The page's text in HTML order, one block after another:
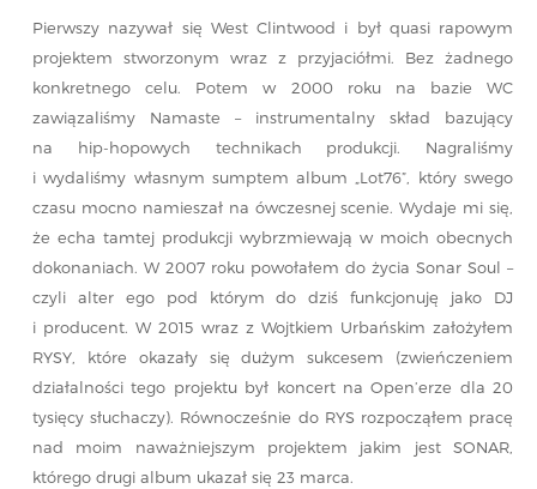
Pierwszy nazywał się West Clintwood i był quasi rapowym
projektem stworzonym wraz z przyjaciółmi. Bez żadnego
konkretnego celu. Potem w 2000 roku na bazie WC
zawiązaliśmy Namaste – instrumentalny skład bazujący
na hip-hopowych technikach produkcji. Nagraliśmy
i wydaliśmy własnym sumptem album „Lot76”, który swego
czasu mocno namieszał na ówczesnej scenie. Wydaje mi się,
że echa tamtej produkcji wybrzmiewają w moich obecnych
dokonaniach. W 2007 roku powołałem do życia Sonar Soul –
czyli alter ego pod którym do dziś funkcjonuję jako DJ
i producent. W 2015 wraz z Wojtkiem Urbańskim założyłem
RYSY, które okazały się dużym sukcesem (zwieńczeniem
działalności tego projektu był koncert na Open’erze dla 20
tysięcy słuchaczy). Równocześnie do RYS rozpocząłem pracę
nad moim naważniejszym projektem jakim jest SONAR,
którego drugi album ukazał się 23 marca.